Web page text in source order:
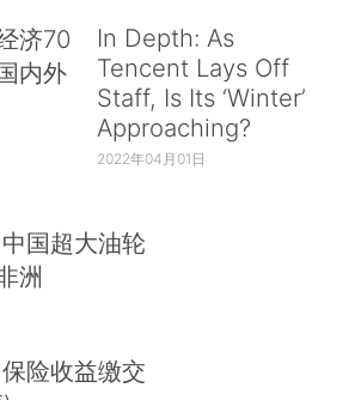
济70
内外
In Depth: As
Tencent Lays Off
Staff, Is Its ‘Winter’
Approaching?
2022年04月01日
国超大油轮
洲
险收益缴交